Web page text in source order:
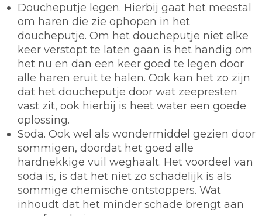
Doucheputje legen. Hierbij gaat het meestal
om haren die zie ophopen in het
doucheputje. Om het doucheputje niet elke
keer verstopt te laten gaan is het handig om
het nu en dan een keer goed te legen door
alle haren eruit te halen. Ook kan het zo zijn
dat het doucheputje door wat zeepresten
vast zit, ook hierbij is heet water een goede
oplossing.
Soda. Ook wel als wondermiddel gezien door
sommigen, doordat het goed alle
hardnekkige vuil weghaalt. Het voordeel van
soda is, is dat het niet zo schadelijk is als
sommige chemische ontstoppers. Wat
inhoudt dat het minder schade brengt aan